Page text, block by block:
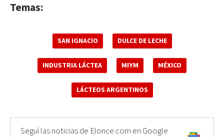
Temas:
SAN IGNACIO DULCE DE LECHE
INDUSTRIA LÁCTEA MIYM MÉXICO
LÁCTEOS ARGENTINOS
Seguí las noticias de Elonce.com en Google